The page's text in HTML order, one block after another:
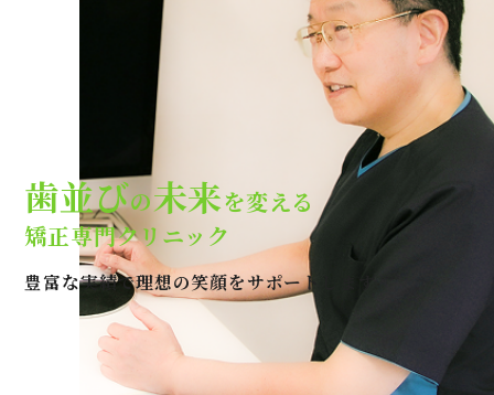
矯正治療について
当院のこだわり
費用について
クリニック案内
Q＆A
歯並びの未来を変える
矯正専門クリニック
豊富な実績で理想の笑顔をサポートします